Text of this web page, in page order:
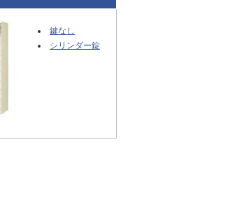
鍵なし
シリンダー錠